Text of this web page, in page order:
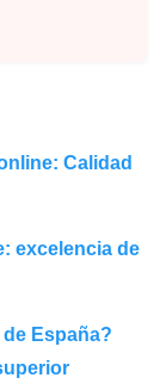
Calidad
excelencia de
España?